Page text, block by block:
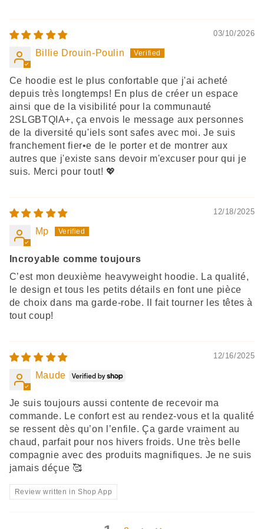
03/10/2026
Billie Drouin-Poulin
Ce hoodie est le plus confortable que j'ai acheté
depuis très longtemps! En plus de créer un espace
ainsi que de la visibilité pour la communauté
2SLGBTQIA+, ça envois le message aux personnes
de la diversité qu'iels sont safes avec moi. Je suis
franchement fier•e de le porter et de montrer aux
autres que j'existe sans devoir m'excuser pour qui je
suis. Merci pour tout! 💖
12/18/2025
Mp
Incroyable comme toujours
C’est mon deuxième heavyweight hoodie. La qualité,
le design et tous les petits détails en font une pièce
de choix dans ma garde-robe. Il fait tourner les têtes à
tout coup!
12/16/2025
Maude
Je suis toujours aussi contente de recevoir ma
commande. Le confort est au rendez-vous et la qualité
se ressent dès qu’on l’enfile. Ça garde vraiment au
chaud, parfait pour nos hivers froids. Une très belle
compagnie avec des produits magnifiques. Je ne suis
jamais déçue 🥰
Review written in Shop App